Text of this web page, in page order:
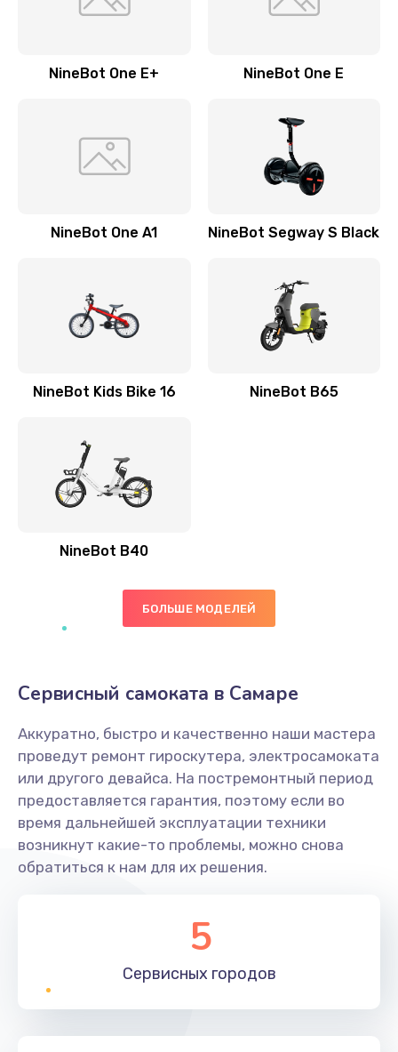
NineBot One E+ NineBot One E
NineBot One A1 NineBot Segway S Black
NineBot Kids Bike 16 NineBot B65
NineBot B40
БОЛЬШЕ МОДЕЛЕЙ
Сервисный самоката в Самаре
Аккуратно, быстро и качественно наши мастера
проведут ремонт гироскутера, электросамоката
или другого девайса. На постремонтный период
предоставляется гарантия, поэтому если во
время дальнейшей эксплуатации техники
возникнут какие-то проблемы, можно снова
обратиться к нам для их решения.
5
Сервисных городов